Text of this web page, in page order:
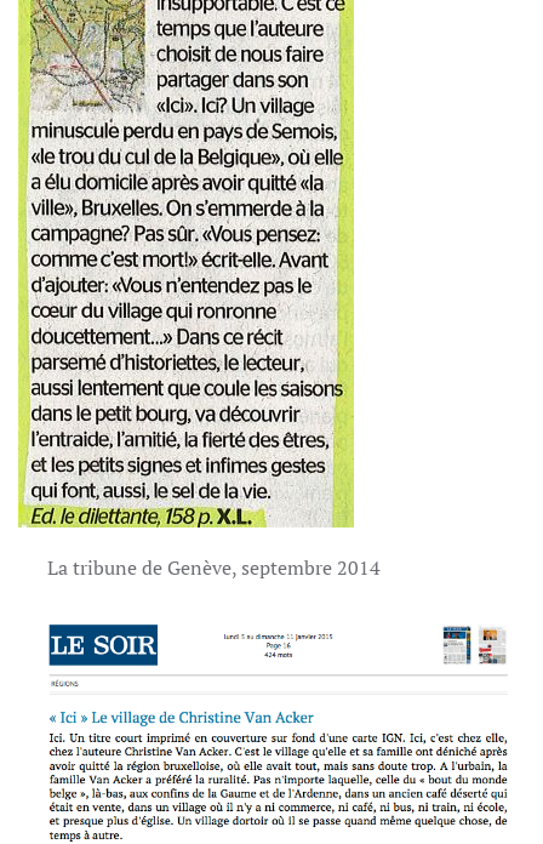
La tribune de Genève, septembre 2014